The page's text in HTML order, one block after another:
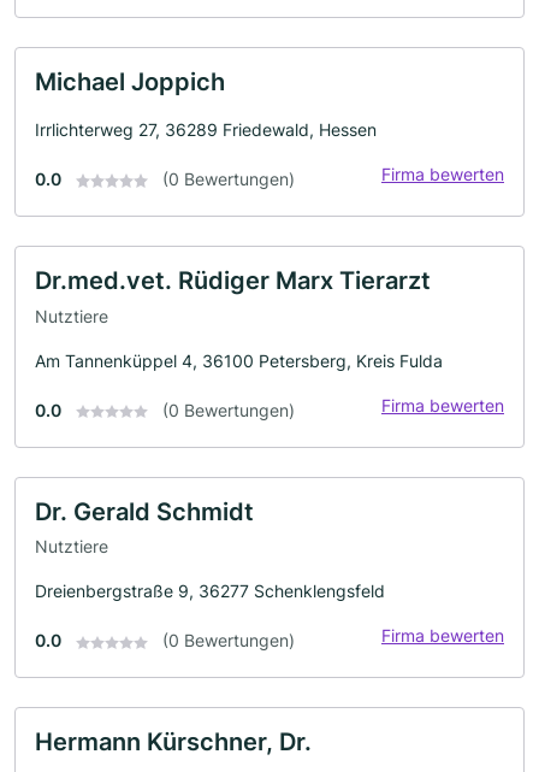
Michael Joppich
Irrlichterweg 27, 36289 Friedewald, Hessen
0.0 (0 Bewertungen) Firma bewerten
Dr.med.vet. Rüdiger Marx Tierarzt
Nutztiere
Am Tannenküppel 4, 36100 Petersberg, Kreis Fulda
0.0 (0 Bewertungen) Firma bewerten
Dr. Gerald Schmidt
Nutztiere
Dreienbergstraße 9, 36277 Schenklengsfeld
0.0 (0 Bewertungen) Firma bewerten
Hermann Kürschner, Dr.